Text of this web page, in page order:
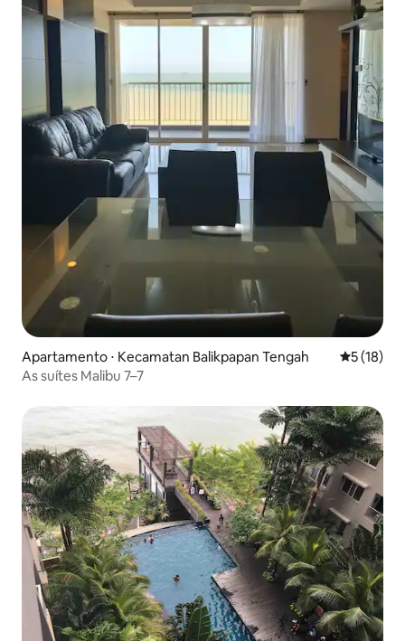
Apartamento ⋅ Kecamatan Balikpapan Tengah 5 de uma
5 (18)
As suítes Malibu 7–7